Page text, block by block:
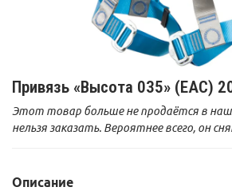
Привязь «Высота 035» (ЕАС)
Этот товар больше не продаётся в
нельзя заказать. Вероятнее всего, он
Описание